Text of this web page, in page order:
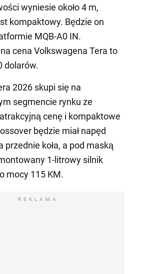
wyniesie około 4 m,
kompaktowy. Będzie on
MQB-A0 IN.
cena Volkswagena Tera to
dolarów.
2026 skupi się na
segmencie rynku ze
cenę i kompaktowe
będzie miał napęd
przednie koła, a pod maską
1-litrowy silnik
mocy 115 KM.
REKLAMA